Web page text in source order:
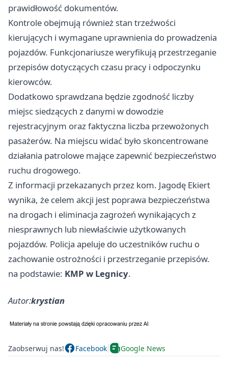
prawidłowość dokumentów.
Kontrole obejmują również stan trzeźwości
kierujących i wymagane uprawnienia do prowadzenia
pojazdów. Funkcjonariusze weryfikują przestrzeganie
przepisów dotyczących czasu pracy i odpoczynku
kierowców.
Dodatkowo sprawdzana będzie zgodność liczby
miejsc siedzących z danymi w dowodzie
rejestracyjnym oraz faktyczna liczba przewożonych
pasażerów. Na miejscu widać było skoncentrowane
działania patrolowe mające zapewnić bezpieczeństwo
ruchu drogowego.
Z informacji przekazanych przez kom. Jagodę Ekiert
wynika, że celem akcji jest poprawa bezpieczeństwa
na drogach i eliminacja zagrożeń wynikających z
niesprawnych lub niewłaściwie użytkowanych
pojazdów. Policja apeluje do uczestników ruchu o
zachowanie ostrożności i przestrzeganie przepisów.
na podstawie: KMP w Legnicy.
Autor:krystian
Zaobserwuj nas! Facebook Google News